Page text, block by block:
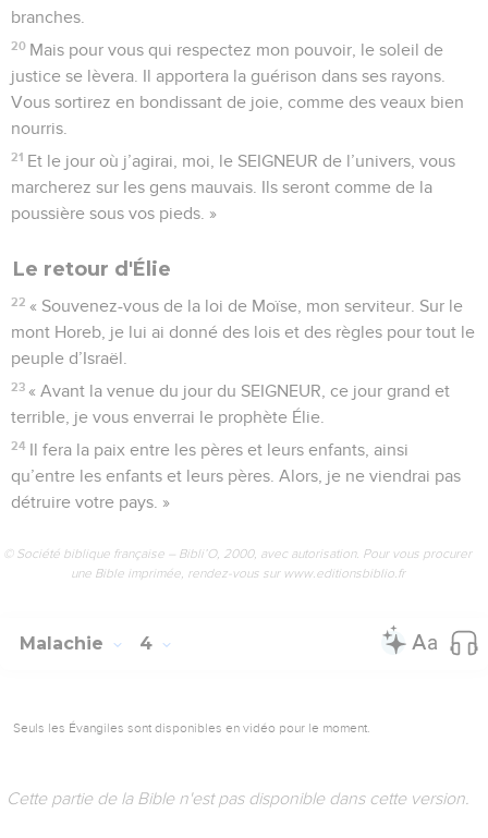
branches.
20 Mais pour vous qui respectez mon pouvoir, le soleil de
justice se lèvera. Il apportera la guérison dans ses rayons.
Vous sortirez en bondissant de joie, comme des veaux bien
nourris.
21 Et le jour où j’agirai, moi, le SEIGNEUR de l’univers, vous
marcherez sur les gens mauvais. Ils seront comme de la
poussière sous vos pieds. »
Le retour d'Élie
22 « Souvenez-vous de la loi de Moïse, mon serviteur. Sur le
mont Horeb, je lui ai donné des lois et des règles pour tout le
peuple d’Israël.
23 « Avant la venue du jour du SEIGNEUR, ce jour grand et
terrible, je vous enverrai le prophète Élie.
24 Il fera la paix entre les pères et leurs enfants, ainsi
qu’entre les enfants et leurs pères. Alors, je ne viendrai pas
détruire votre pays. »
© Société biblique française – Bibli’O, 2000, avec autorisation. Pour vous procurer
une Bible imprimée, rendez-vous sur www.editionsbiblio.fr
Malachie 4
Seuls les Évangiles sont disponibles en vidéo pour le moment.
Cette partie de la Bible n'est pas disponible dans cette version.